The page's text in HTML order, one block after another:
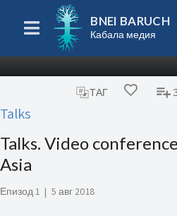
BNEI BARUCH
Кабала медия
ТАГ
Talks
Talks. Video
Asia
Епизод 1 | 5 авг 2018